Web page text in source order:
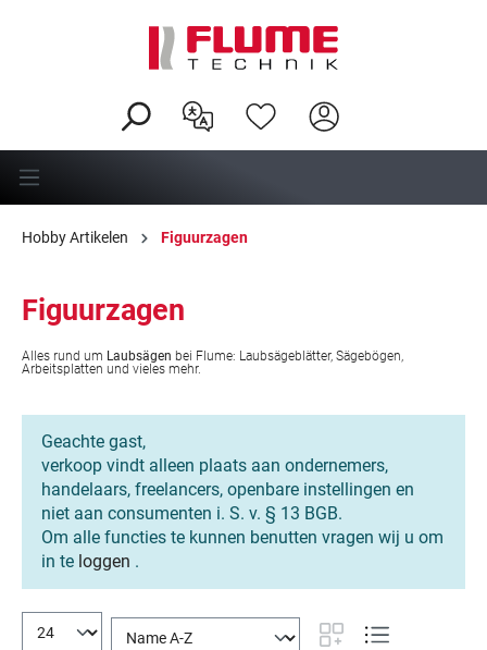
Hobby Artikelen Figuurzagen
Figuurzagen
Alles rund um Laubsägen bei Flume: Laubsägeblätter, Sägebögen,
Arbeitsplatten und vieles mehr.
Geachte gast,
verkoop vindt alleen plaats aan ondernemers,
handelaars, freelancers, openbare instellingen en
niet aan consumenten i. S. v. § 13 BGB.
Om alle functies te kunnen benutten vragen wij u om
in te loggen .